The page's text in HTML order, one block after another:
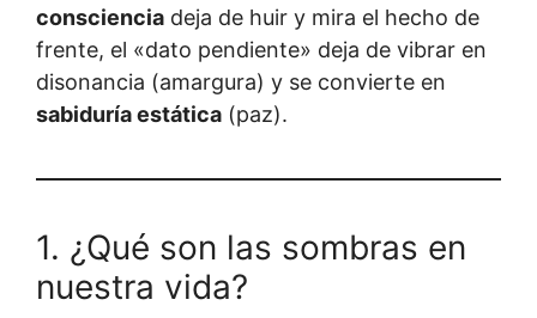
consciencia deja de huir y mira el hecho de
frente, el «dato pendiente» deja de vibrar en
disonancia (amargura) y se convierte en
sabiduría estática (paz).
1. ¿Qué son las sombras en
nuestra vida?